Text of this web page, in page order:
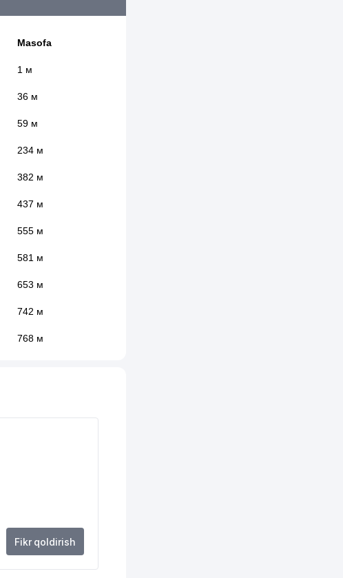
Masofa
1 м
36 м
59 м
234 м
382 м
437 м
555 м
581 м
653 м
742 м
768 м
950 м
Fikr qoldirish